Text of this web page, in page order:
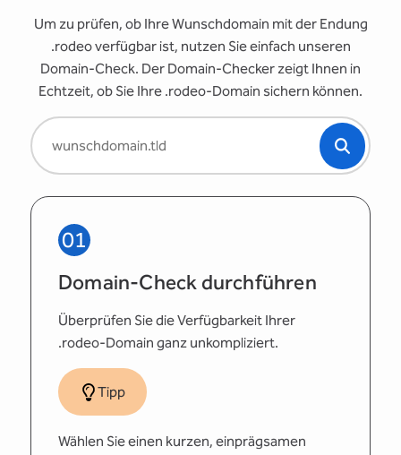
Um zu prüfen, ob Ihre Wunschdomain mit der Endung
.rodeo verfügbar ist, nutzen Sie einfach unseren
Domain-Check. Der Domain-Checker zeigt Ihnen in
Echtzeit, ob Sie Ihre .rodeo-Domain sichern können.
01
Domain-Check durchführen
Überprüfen Sie die Verfügbarkeit Ihrer
.rodeo-Domain ganz unkompliziert.
Tipp
Wählen Sie einen kurzen, einprägsamen